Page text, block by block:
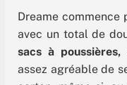
Dreame commence
avec un total de
sacs à
assez agréable de